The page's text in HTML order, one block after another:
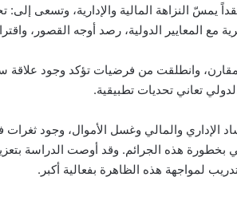
يمسّ النزاهة المالية والإدارية، وتسعى إلى:
مع المعايير الدولية، رصد أوجه القصور،
وانطلقت من فرضيات تؤكد وجود علاقة
تعاني تحديات تطبيقية.
الإداري والمالي وغسل الأموال، وجود
هذه الجرائم. وقد أوصت الدراسة
لمواجهة هذه الظاهرة بفعالية أكبر.